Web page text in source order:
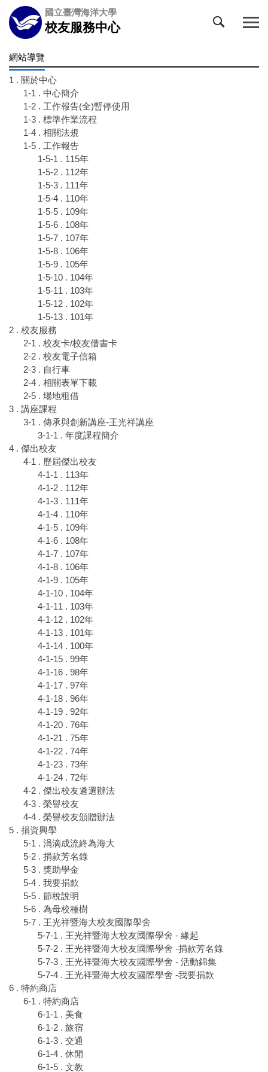
跳
到
主
內
容
國立臺灣海洋大學
校友服務中心
網站導覽
1 . 關於中心
1-1 . 中心簡介
1-2 . 工作報告(全)暫停使用
1-3 . 標準作業流程
1-4 . 相關法規
1-5 . 工作報告
1-5-1 . 115年
1-5-2 . 112年
1-5-3 . 111年
1-5-4 . 110年
1-5-5 . 109年
1-5-6 . 108年
1-5-7 . 107年
1-5-8 . 106年
1-5-9 . 105年
1-5-10 . 104年
1-5-11 . 103年
1-5-12 . 102年
1-5-13 . 101年
2 . 校友服務
2-1 . 校友卡/校友借書卡
2-2 . 校友電子信箱
2-3 . 自行車
2-4 . 相關表單下載
2-5 . 場地租借
3 . 講座課程
3-1 . 傳承與創新講座-王光祥講座
3-1-1 . 年度課程簡介
4 . 傑出校友
4-1 . 歷屆傑出校友
4-1-1 . 113年
4-1-2 . 112年
4-1-3 . 111年
4-1-4 . 110年
4-1-5 . 109年
4-1-6 . 108年
4-1-7 . 107年
4-1-8 . 106年
4-1-9 . 105年
4-1-10 . 104年
4-1-11 . 103年
4-1-12 . 102年
4-1-13 . 101年
4-1-14 . 100年
4-1-15 . 99年
4-1-16 . 98年
4-1-17 . 97年
4-1-18 . 96年
4-1-19 . 92年
4-1-20 . 76年
4-1-21 . 75年
4-1-22 . 74年
4-1-23 . 73年
4-1-24 . 72年
4-2 . 傑出校友遴選辦法
4-3 . 榮譽校友
4-4 . 榮譽校友頒贈辦法
5 . 捐資興學
5-1 . 涓滴成流終為海大
5-2 . 捐款芳名錄
5-3 . 獎助學金
5-4 . 我要捐款
5-5 . 節稅說明
5-6 . 為母校種樹
5-7 . 王光祥暨海大校友國際學舍
5-7-1 . 王光祥暨海大校友國際學舍 - 緣起
5-7-2 . 王光祥暨海大校友國際學舍 -捐款芳名錄
5-7-3 . 王光祥暨海大校友國際學舍 - 活動錦集
5-7-4 . 王光祥暨海大校友國際學舍 -我要捐款
6 . 特約商店
6-1 . 特約商店
6-1-1 . 美食
6-1-2 . 旅宿
6-1-3 . 交通
6-1-4 . 休閒
6-1-5 . 文教